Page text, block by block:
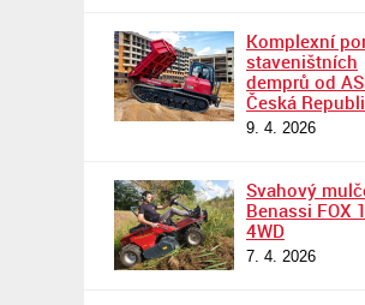
Komplexní
staveništních
demprů od
Česká
9. 4. 2026
Svahový
Benassi FOX
4WD
7. 4. 2026